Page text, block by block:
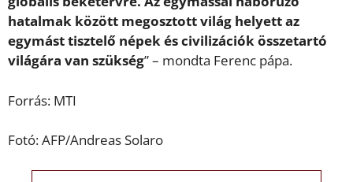
hatalmak között megosztott világ helyett az
egymást tisztelő népek és civilizációk összetartó
világára van szükség” – mondta Ferenc pápa.
Forrás: MTI
Fotó: AFP/Andreas Solaro